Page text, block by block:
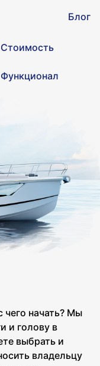
Блог
Стоимость
Функционал
чего начать? Мы
и голову в
выбрать и
владельцу